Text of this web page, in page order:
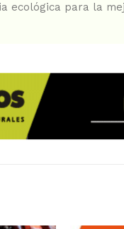
ecológica para la